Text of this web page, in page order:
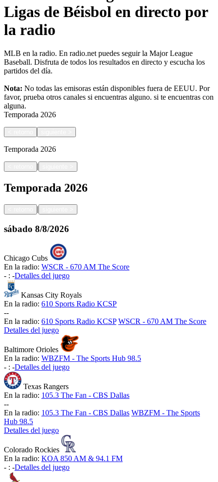
Ligas de Béisbol en directo por
la radio
MLB en la radio. En radio.net puedes seguir la Major League
Baseball. Disfruta de todos los resultados en directo y escucha los
partidos del día.
Nota: No todas las emisoras están disponibles fuera de EEUU. Por
favor, prueba otros canales si encuentras alguno. si te encuentras con
alguna.
Temporada 2026
Temporada 2026
|
Temporada 2026
|
sábado 8/8/2026
Chicago Cubs
En la radio: WSCR - 670 AM The Score
- : -Detalles del juego
Kansas City Royals
En la radio: 610 Sports Radio KCSP
--
En la radio: 610 Sports Radio KCSP WSCR - 670 AM The Score
Detalles del juego
Baltimore Orioles
En la radio: WBZFM - The Sports Hub 98.5
- : -Detalles del juego
Texas Rangers
En la radio: 105.3 The Fan - CBS Dallas
--
En la radio: 105.3 The Fan - CBS Dallas WBZFM - The Sports
Hub 98.5
Detalles del juego
Colorado Rockies
En la radio: KOA 850 AM & 94.1 FM
- : -Detalles del juego